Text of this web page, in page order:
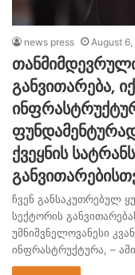
news press August
განვითარება,
ქვეყნის
ჩვენ განსაკუთრებულ
სექტორის
უმნიშვნელოვანესი
ინფრასტრუქტურა, –